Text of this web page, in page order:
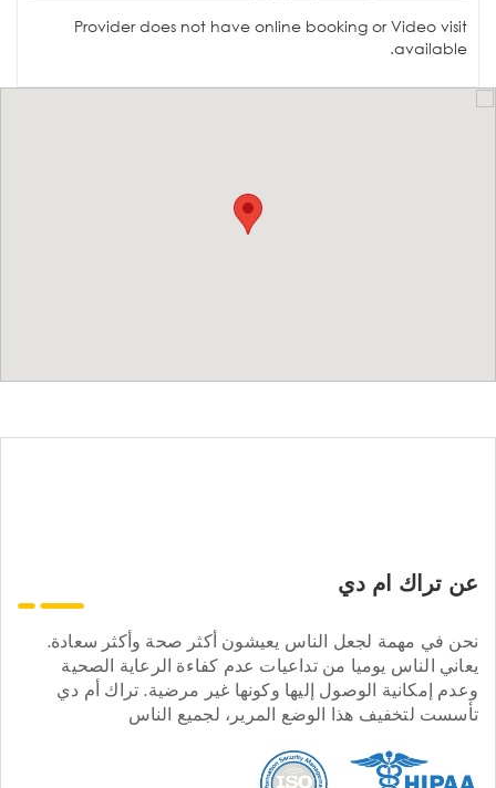
Provider does not have online booking or Video visit
available.
عن تراك ام دي
نحن في مهمة لجعل الناس يعيشون أكثر صحة وأكثر سعادة.
يعاني الناس يوميا من تداعيات عدم كفاءة الرعاية الصحية
وعدم إمكانية الوصول إليها وكونها غير مرضية. تراك أم دي
تأسست لتخفيف هذا الوضع المرير، لجميع الناس